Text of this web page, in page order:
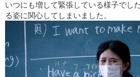
いつにも増して緊張している様子でし
る姿に関心してしまいました。